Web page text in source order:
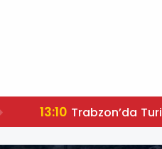
13:10 Trabzon’da